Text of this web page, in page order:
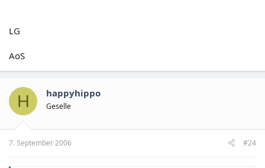
LG
AoS
H happyhippo
Geselle
7. September 2006 #24